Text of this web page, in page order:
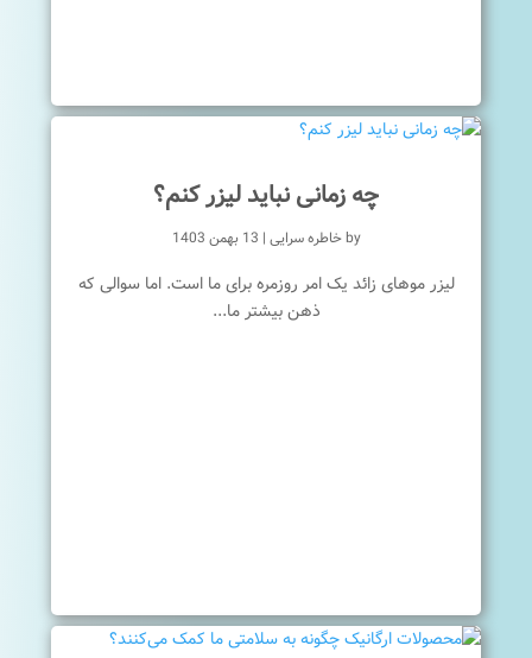
چه زمانی نباید لیزر کنم؟
byخاطره سرایی | 13 بهمن 1403
لیزر موهای زائد یک امر روزمره برای ما است. اما سوالی که
ذهن بیشتر ما...